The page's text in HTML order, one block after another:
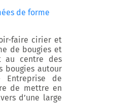
de forme
faire cirier et
de bougies et
au centre des
bougies autour
Entreprise de
de mettre en
d’une large